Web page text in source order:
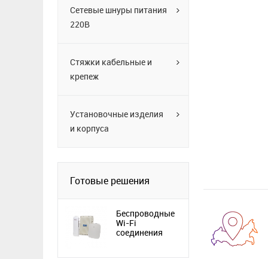
Сетевые шнуры питания
220В
Стяжки кабельные и
крепеж
Установочные изделия
и корпуса
Готовые решения
Беспроводные
Wi-Fi
соединения